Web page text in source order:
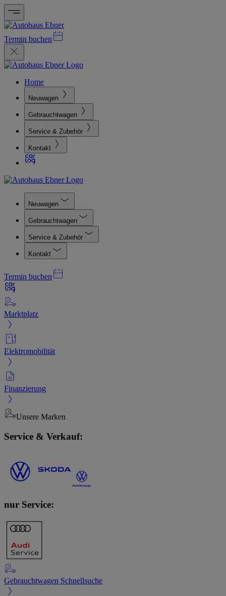
Termin buchen
Home
Neuwagen
Gebrauchtwagen
Service & Zubehör
Kontakt
Neuwagen
Gebrauchtwagen
Service & Zubehör
Kontakt
Termin buchen
Marktplatz
Elektromobilität
Finanzierung
Unsere Marken
Service & Verkauf:
nur Service:
Gebrauchtwagen Schnellsuche